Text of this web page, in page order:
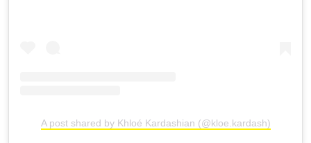
A post shared by Khloé Kardashian (@kloe.kardash)